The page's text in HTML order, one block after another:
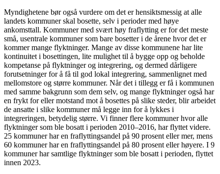
Myndighetene bør også vurdere om det er hensiktsmessig at alle
landets kommuner skal bosette, selv i perioder med høye
ankomsttall. Kommuner med svært høy fraflytting er for det meste
små, usentrale kommuner som bare bosetter i de årene hvor det er
kommer mange flyktninger. Mange av disse kommunene har lite
kontinuitet i bosettingen, lite mulighet til å bygge opp og beholde
kompetanse på flyktninger og integrering, og dermed dårligere
forutsetninger for å få til god lokal integrering, sammenlignet med
mellomstore og større kommuner. Når det i tillegg er få i kommunen
med samme bakgrunn som dem selv, og mange flyktninger også har
en frykt for eller motstand mot å bosettes på slike steder, blir arbeidet
de ansatte i slike kommuner må legge inn for å lykkes i
integreringen, betydelig større. Vi finner flere kommuner hvor alle
flyktninger som ble bosatt i perioden 2010–2016, har flyttet videre.
25 kommuner har en fraflyttingsandel på 90 prosent eller mer, mens
60 kommuner har en fraflyttingsandel på 80 prosent eller høyere. I 9
kommuner har samtlige flyktninger som ble bosatt i perioden, flyttet
innen 2023.